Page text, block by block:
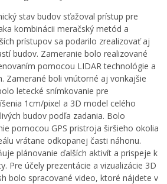
stav budov sťažoval prístup pre
kombinácii meračský metód a
prístupov sa podarilo zrealizovať aj
budov. Zameranie bolo realizované
pomocou LIDAR technológie a
Zamerané boli vnútorné aj vonkajšie
letecké snímkovanie pre
1cm/pixel a 3D model celého
budov podľa zadania. Bolo
pomocou GPS pristroja širšieho okolia
vrátane odkopanej časti náhonu.
plánovanie ďalších aktivít a prispeje k
Pre účely prezentácie a vizualizácie 3D
bolo spracované video, ktoré nájdete v